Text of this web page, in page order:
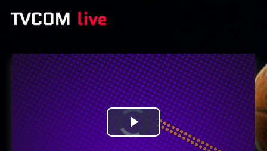
Video
Přehravač
se
načítá.
Přehrát